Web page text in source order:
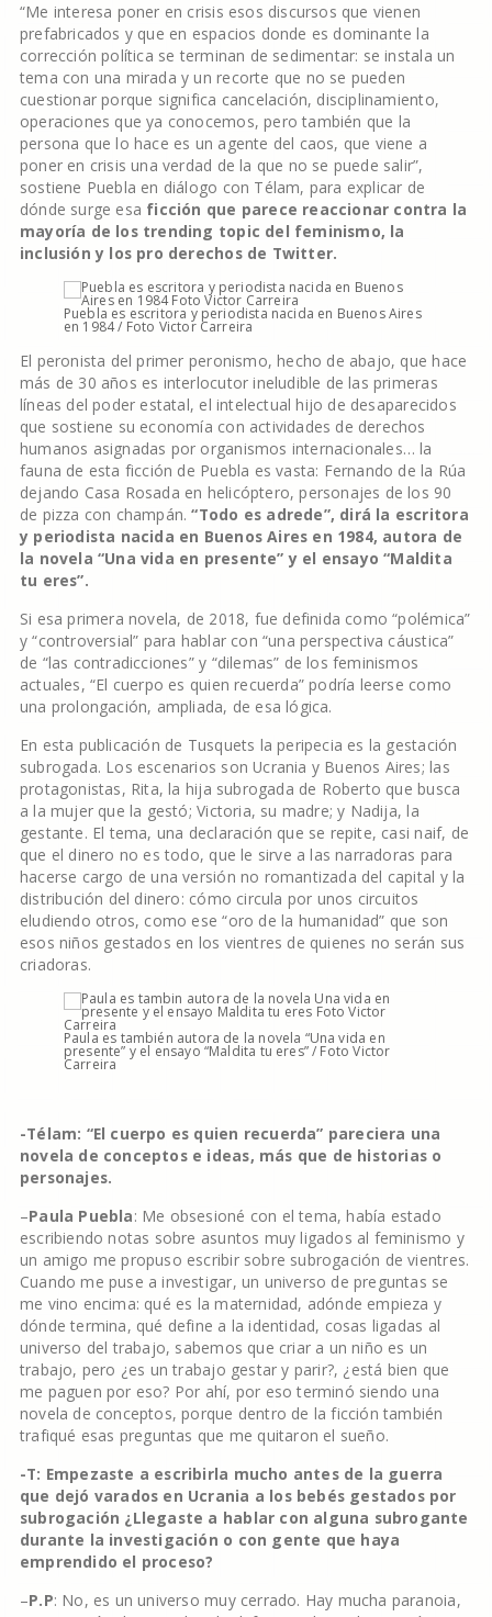
“Me interesa poner en crisis esos discursos que vienen
prefabricados y que en espacios donde es dominante la
corrección política se terminan de sedimentar: se instala un
tema con una mirada y un recorte que no se pueden
cuestionar porque significa cancelación, disciplinamiento,
operaciones que ya conocemos, pero también que la
persona que lo hace es un agente del caos, que viene a
poner en crisis una verdad de la que no se puede salir”,
sostiene Puebla en diálogo con Télam, para explicar de
dónde surge esa ficción que parece reaccionar contra la
mayoría de los trending topic del feminismo, la
inclusión y los pro derechos de Twitter.
Puebla es escritora y periodista nacida en Buenos Aires
en 1984 / Foto Victor Carreira
El peronista del primer peronismo, hecho de abajo, que hace
más de 30 años es interlocutor ineludible de las primeras
líneas del poder estatal, el intelectual hijo de desaparecidos
que sostiene su economía con actividades de derechos
humanos asignadas por organismos internacionales… la
fauna de esta ficción de Puebla es vasta: Fernando de la Rúa
dejando Casa Rosada en helicóptero, personajes de los 90
de pizza con champán.“Todo es adrede”, dirá la escritora
y periodista nacida en Buenos Aires en 1984, autora de
la novela “Una vida en presente” y el ensayo “Maldita
tu eres”.
Si esa primera novela, de 2018, fue definida como “polémica”
y “controversial” para hablar con “una perspectiva cáustica”
de “las contradicciones” y “dilemas” de los feminismos
actuales, “El cuerpo es quien recuerda” podría leerse como
una prolongación, ampliada, de esa lógica.
En esta publicación de Tusquets la peripecia es la gestación
subrogada. Los escenarios son Ucrania y Buenos Aires; las
protagonistas, Rita, la hija subrogada de Roberto que busca
a la mujer que la gestó; Victoria, su madre; y Nadija, la
gestante. El tema, una declaración que se repite, casi naif, de
que el dinero no es todo, que le sirve a las narradoras para
hacerse cargo de una versión no romantizada del capital y la
distribución del dinero: cómo circula por unos circuitos
eludiendo otros, como ese “oro de la humanidad” que son
esos niños gestados en los vientres de quienes no serán sus
criadoras.
Paula es también autora de la novela “Una vida en
presente” y el ensayo “Maldita tu eres” / Foto Victor
Carreira
-Télam: “El cuerpo es quien recuerda” pareciera una
novela de conceptos e ideas, más que de historias o
personajes.
–Paula Puebla: Me obsesioné con el tema, había estado
escribiendo notas sobre asuntos muy ligados al feminismo y
un amigo me propuso escribir sobre subrogación de vientres.
Cuando me puse a investigar, un universo de preguntas se
me vino encima: qué es la maternidad, adónde empieza y
dónde termina, qué define a la identidad, cosas ligadas al
universo del trabajo, sabemos que criar a un niño es un
trabajo, pero ¿es un trabajo gestar y parir?, ¿está bien que
me paguen por eso? Por ahí, por eso terminó siendo una
novela de conceptos, porque dentro de la ficción también
trafiqué esas preguntas que me quitaron el sueño.
-T: Empezaste a escribirla mucho antes de la guerra
que dejó varados en Ucrania a los bebés gestados por
subrogación ¿Llegaste a hablar con alguna subrogante
durante la investigación o con gente que haya
emprendido el proceso?
–P.P: No, es un universo muy cerrado. Hay mucha paranoia,